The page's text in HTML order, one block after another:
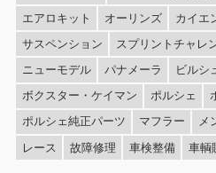
エアロキット
オーリンズ カイエ
サスペンション
スプリントチャレ
ニューモデル
パナメーラ ビルシ
ボクスター・ケイマン
ポルシェ
ポルシェ純正パーツ
マフラー メ
レース
故障修理 車検整備 車輌